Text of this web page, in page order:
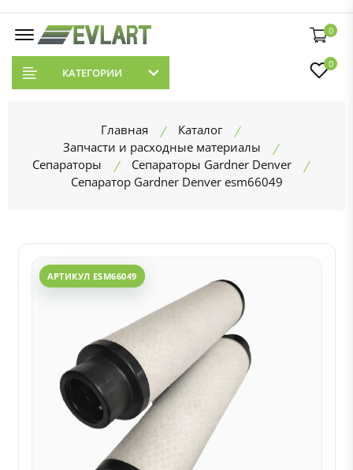
0
КАТЕГОРИИ
0
Главная
Каталог
Запчасти и расходные материалы
Сепараторы
Сепараторы Gardner Denver
Сепаратор Gardner Denver esm66049
АРТИКУЛ ESM66049